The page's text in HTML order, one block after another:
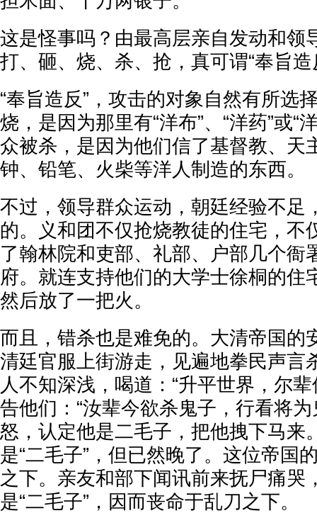
这是怪事吗？由最高层亲自发动和领
打、砸、烧、杀、抢，真可谓“奉旨造
“奉旨造反”，攻击的对象自然有所选
烧，是因为那里有“洋布”、“洋药”或“
众被杀，是因为他们信了基督教、天
钟、铅笔、火柴等洋人制造的东西。
不过，领导群众运动，朝廷经验不足
的。义和团不仅抢烧教徒的住宅，不
了翰林院和吏部、礼部、户部几个衙
府。就连支持他们的大学士徐桐的住
然后放了一把火。
而且，错杀也是难免的。大清帝国的
清廷官服上街游走，见遍地拳民声言
人不知深浅，喝道：“升平世界，尔
告他们：“汝辈今欲杀鬼子，行看将
怒，认定他是二毛子，把他拽下马来
是“二毛子”，但已然晚了。这位帝国
之下。亲友和部下闻讯前来抚尸痛哭
是“二毛子”，因而丧命于乱刀之下。